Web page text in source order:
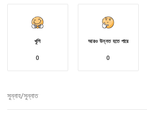
খুশি
0
আরও উন্নত হতে পারে
0
সুন্নাহ/সুন্নাত